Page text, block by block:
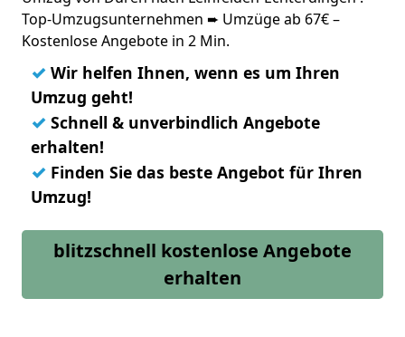
Top-Umzugsunternehmen ➨ Umzüge ab 67€ –
Kostenlose Angebote in 2 Min.
✓ Wir helfen Ihnen, wenn es um Ihren
Umzug geht!
✓ Schnell & unverbindlich Angebote
erhalten!
✓ Finden Sie das beste Angebot für Ihren
Umzug!
blitzschnell kostenlose Angebote
erhalten